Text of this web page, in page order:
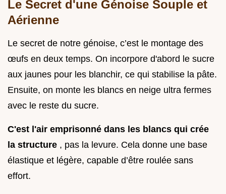
Le Secret d'une Génoise Souple et
Aérienne
Le secret de notre génoise, c’est le montage des
œufs en deux temps. On incorpore d'abord le sucre
aux jaunes pour les blanchir, ce qui stabilise la pâte.
Ensuite, on monte les blancs en neige ultra fermes
avec le reste du sucre.
C'est l'air emprisonné dans les blancs qui crée
la structure , pas la levure. Cela donne une base
élastique et légère, capable d’être roulée sans
effort.